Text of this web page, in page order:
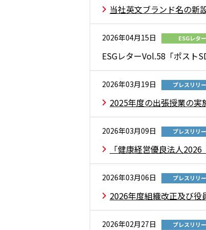
当社英文ブランド名の新
2026年04月15日 ESGレター
ESGレターVol.58「ポスト
2026年03月19日 プレスリリ
2025年度の出張授業の実
2026年03月09日 プレスリリ
「健康経営優良法人
2026年03月06日 プレスリリ
2026年度組織改正及び役
2026年02月27日 プレスリリ